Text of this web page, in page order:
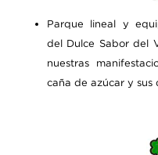
Parque lineal y
del Dulce Sabor del
nuestras
caña de azúcar y sus